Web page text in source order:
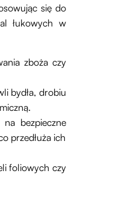
się do
łukowych w
zboża czy
bydła, drobiu
na bezpieczne
przedłuża ich
foliowych czy